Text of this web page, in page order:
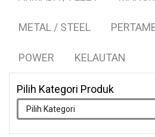
METAL / STEEL
POWER KELAUTAN
Pilih Kategori Produk